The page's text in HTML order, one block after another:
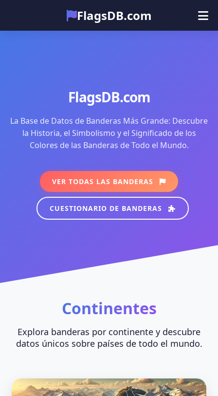
FlagsDB.com
Principal
FlagsDB.com
La Base de Datos de Banderas Más Grande: Descubre
la Historia, el Simbolismo y el Significado de los
Colores de las Banderas de Todo el Mundo.
VER TODAS LAS BANDERAS
CUESTIONARIO DE BANDERAS
Continentes
Explora banderas por continente y descubre
datos únicos sobre países de todo el mundo.